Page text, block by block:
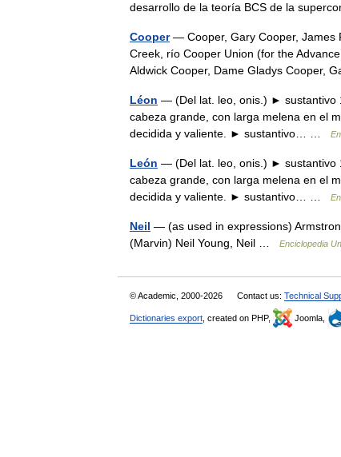
desarrollo de la teoría BCS de la
Cooper— Cooper, Gary Cooper, James
Creek, río Cooper Union (for the
Aldwick Cooper, Dame Gladys Cooper,
Léon — (Del lat. leo, onis.) ► sustantivo
cabeza grande, con larga melena en el
decidida y valiente. ► sustantivo… …
León — (Del lat. leo, onis.) ► sustantivo
cabeza grande, con larga melena en el
decidida y valiente. ► sustantivo… …
Neil — (as used in expressions)
(Marvin) Neil Young, Neil …
Enciclopedia
© Academic, 2000-2026 Contact us: Technical
Dictionaries export , created on PHP, Joomla,